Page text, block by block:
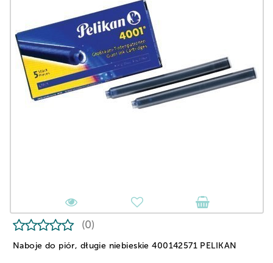
Naboje do piór, długie niebieskie 400142571 PELIKAN
(0)